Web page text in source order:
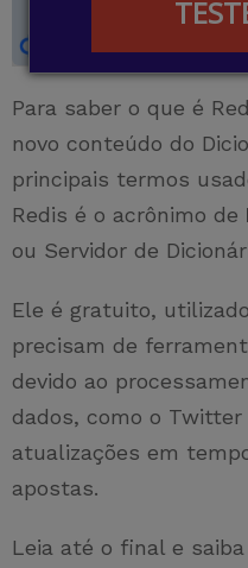
Para saber o que é
novo conteúdo do
principais termos
Redis é o acrônimo de
ou Servidor de
Ele é gratuito,
precisam de
devido ao
dados, como o
atualizações em
apostas.
Leia até o final e